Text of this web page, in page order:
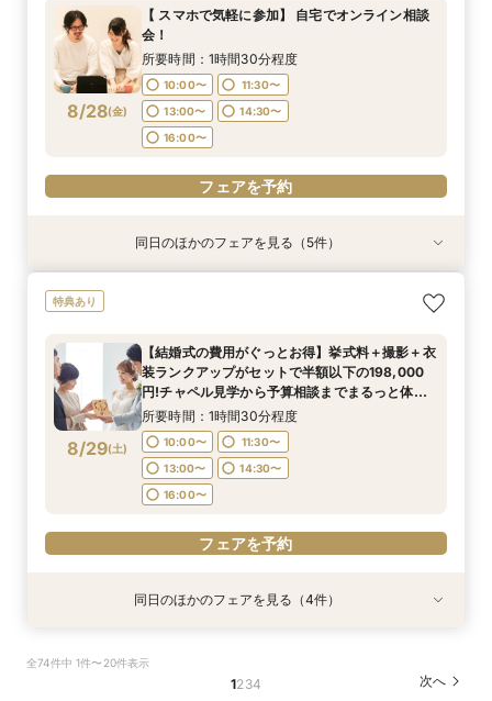
8/27(木)
14:00〜
15:30〜
17:00〜
フェアを予約
8/27(木)
13:00〜
15:00〜
17:00〜
フェアを予約
8/27(木)
10:00〜
11:30〜
16:00〜
フェアを予約
8/27(木)
BIGフェア
所要時間：1時間30分程度
13:00〜
14:30〜
16:00〜
フェアを予約
8/28(金)
【 スマホで気軽に参加】 自宅でオンライン相談
会！
所要時間：1時間30分程度
10:00〜
11:30〜
13:00〜
14:30〜
16:00〜
フェアを予約
8/28 (金)
【期間限定】50％OFF★チャペルフォトキャン
11:00〜
12:30〜
14:00〜
15:30〜
17:00〜
フェアを予約
8/28 (金)
【挙式＋会食が5万円OFF！】費用を抑えて叶え
9:00〜
11:00〜
13:00〜
15:00〜
17:00〜
フェアを予約
8/28 (金)
10:00〜
11:30〜
13:00〜
14:30〜
16:00〜
フェアを予約
8/28 (金)
【結婚式の費用がぐっとお得】挙式料＋撮影＋衣
BIGフェア
所要時間：1時間30分程度
10:00〜
11:30〜
13:00〜
14:30〜
16:00〜
フェアを予約
8/28 (金)
【和婚フェア｜挙式料半額特典】和装×チャペル
11:00〜
12:30〜
14:00〜
15:30〜
17:00〜
フェアを予約
同日のほかのフェアを見る（5件）
特典あり
8/29(土)
【結婚式の費用がぐっとお得】挙式料＋撮影＋衣
装ランクアップがセットで半額以下の198,000
円!チャペル見学から予算相談までまるっと体験
BIGフェア
所要時間：1時間30分程度
10:00〜
11:30〜
13:00〜
14:30〜
16:00〜
フェアを予約
ペーンフェア
る少人数ウェディング相談フェア
所要時間：1時間30分程度
婚が叶う。神社挙式も対象◎
同日のほかのフェアを見る（4件）
全74件中 1件〜20件表示
1234 次へ